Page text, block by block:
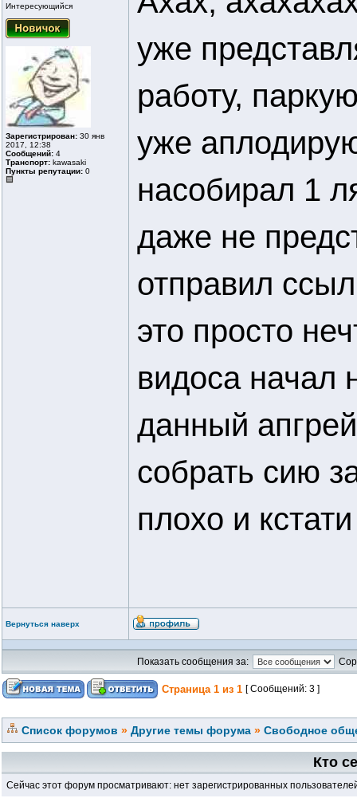
Интересующийся
Зарегистрирован: 30 янв
2017, 12:38
Сообщений: 4
Транспорт: kawasaki
Пункты репутации: 0
уже
работу,
уже
насобирал 1
даже не
отправил
это просто
видоса начал
данный
собрать сию
плохо и
Вернуться наверх
Показать сообщения за:
Страница 1 из 1 [ Сообщений: 3 ]
Список форумов » Другие темы форума » Свободное
Кто
Сейчас этот форум просматривают: нет зарегистрированных